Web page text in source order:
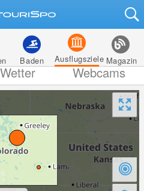
Baden Ausflugsziele Magazin
Wetter Webcams